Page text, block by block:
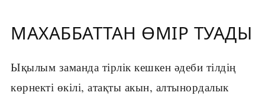
МАХАББАТТАН ӨМІР ТУАДЫ
Ықылым заманда тірлік кешкен әдеби тілдің
көрнекті өкілі, атақты акын, алтынордалык